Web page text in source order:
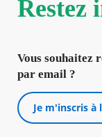
Restez
Vous souhaitez
par email ?
Je m'inscris à